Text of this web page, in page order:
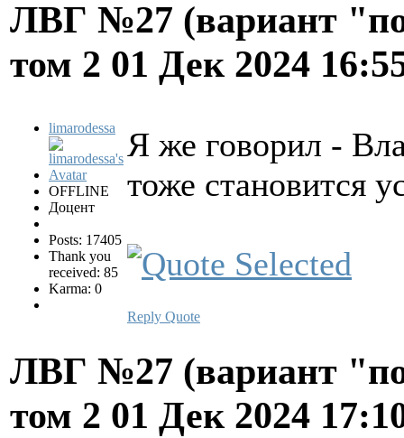
ЛВГ №27 (вариант
том 2 01 Дек 2024
limarodessa
OFFLINE
Доцент
Posts: 17405
Thank you
received: 85
Karma: 0
Я же говорил -
тоже становится
Reply Quote
ЛВГ №27 (вариант
том 2 01 Дек 2024